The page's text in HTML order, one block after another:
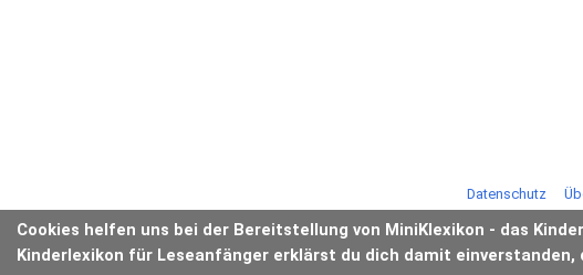
Cookies helfen uns bei der Bereitstellung von MiniKlexikon - das
Kinderlexikon für Leseanfänger erklärst du dich damit einverstanden,
Datenschutz